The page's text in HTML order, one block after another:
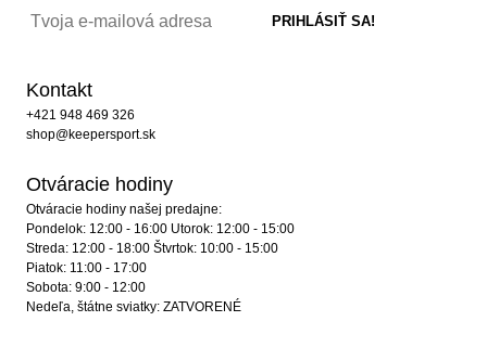
Kontakt
+421 948 469 326
shop@keepersport.sk
Otváracie hodiny
Otváracie hodiny našej predajne:
Pondelok: 12:00 - 16:00 Utorok: 12:00 - 15:00
Streda: 12:00 - 18:00 Štvrtok: 10:00 - 15:00
Piatok: 11:00 - 17:00
Sobota: 9:00 - 12:00
Nedeľa, štátne sviatky: ZATVORENÉ